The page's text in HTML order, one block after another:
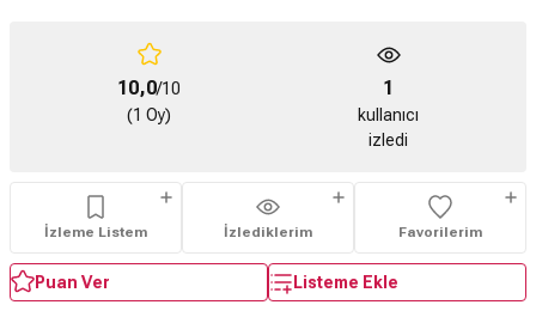
10,0/10
(1 Oy)
1
kullanıcı
izledi
İzleme Listem İzlediklerim Favorilerim
Puan Ver Listeme Ekle